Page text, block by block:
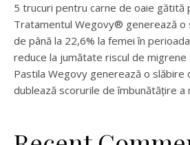
5 trucuri pentru carne de oaie
Tratamentul Wegovy® generează o
de până la 22,6% la femei în
reduce la jumătate riscul de migrene
Pastila Wegovy generează o slăbire
dublează scorurile de îmbunătățire a